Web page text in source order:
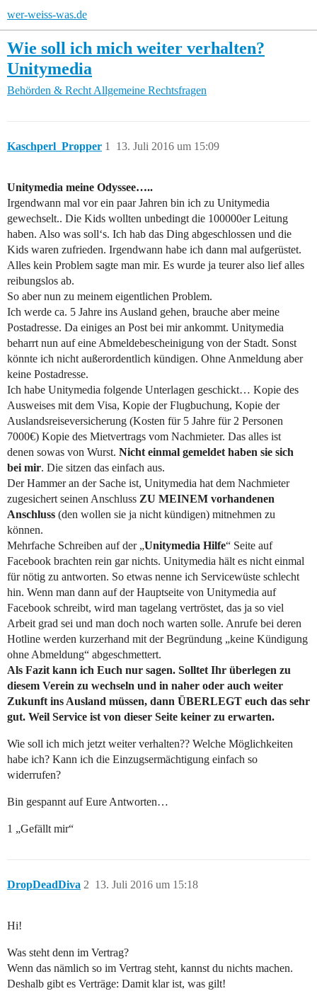
wer-weiss-was.de
Wie soll ich mich weiter verhalten?
Unitymedia
Behörden & Recht Allgemeine Rechtsfragen
Kaschperl_Propper 13. Juli 2016 um 15:09
1
Unitymedia meine Odyssee…..
Irgendwann mal vor ein paar Jahren bin ich zu Unitymedia
gewechselt.. Die Kids wollten unbedingt die 100000er Leitung
haben. Also was soll‘s. Ich hab das Ding abgeschlossen und die
Kids waren zufrieden. Irgendwann habe ich dann mal aufgerüstet.
Alles kein Problem sagte man mir. Es wurde ja teurer also lief alles
reibungslos ab.
So aber nun zu meinem eigentlichen Problem.
Ich werde ca. 5 Jahre ins Ausland gehen, brauche aber meine
Postadresse. Da einiges an Post bei mir ankommt. Unitymedia
beharrt nun auf eine Abmeldebescheinigung von der Stadt. Sonst
könnte ich nicht außerordentlich kündigen. Ohne Anmeldung aber
keine Postadresse.
Ich habe Unitymedia folgende Unterlagen geschickt… Kopie des
Ausweises mit dem Visa, Kopie der Flugbuchung, Kopie der
Auslandsreiseversicherung (Kosten für 5 Jahre für 2 Personen
7000€) Kopie des Mietvertrags vom Nachmieter. Das alles ist
denen sowas von Wurst. Nicht einmal gemeldet haben sie sich
bei mir. Die sitzen das einfach aus.
Der Hammer an der Sache ist, Unitymedia hat dem Nachmieter
zugesichert seinen Anschluss ZU MEINEM vorhandenen
Anschluss (den wollen sie ja nicht kündigen) mitnehmen zu
können.
Mehrfache Schreiben auf der „Unitymedia Hilfe“ Seite auf
Facebook brachten rein gar nichts. Unitymedia hält es nicht einmal
für nötig zu antworten. So etwas nenne ich Servicewüste schlecht
hin. Wenn man dann auf der Hauptseite von Unitymedia auf
Facebook schreibt, wird man tagelang vertröstet, das ja so viel
Arbeit grad sei und man doch noch warten solle. Anrufe bei deren
Hotline werden kurzerhand mit der Begründung „keine Kündigung
ohne Abmeldung“ abgeschmettert.
Als Fazit kann ich Euch nur sagen. Solltet Ihr überlegen zu
diesem Verein zu wechseln und in naher oder auch weiter
Zukunft ins Ausland müssen, dann ÜBERLEGT euch das sehr
gut. Weil Service ist von dieser Seite keiner zu erwarten.
Wie soll ich mich jetzt weiter verhalten?? Welche Möglichkeiten
habe ich? Kann ich die Einzugsermächtigung einfach so
widerrufen?
Bin gespannt auf Eure Antworten…
1 „Gefällt mir“
DropDeadDiva 13. Juli 2016 um 15:18
2
Hi!
Was steht denn im Vertrag?
Wenn das nämlich so im Vertrag steht, kannst du nichts machen.
Deshalb gibt es Verträge: Damit klar ist, was gilt!